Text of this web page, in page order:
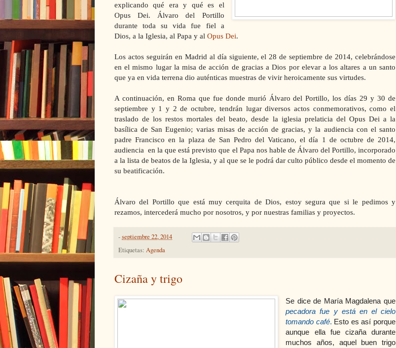
explicando qué era y qué es el
Opus Dei. Álvaro del Portillo
durante toda su vida fue fiel a
Dios, a la Iglesia, al Papa y al Opus Dei.
Los actos seguirán en Madrid al día siguiente, el 28 de septiembre de 2014, celebrándose
en el mismo lugar la misa de acción de gracias a Dios por elevar a los altares a un santo
que ya en vida terrena dio auténticas muestras de vivir heroicamente sus virtudes.
A continuación, en Roma que fue donde murió Álvaro del Portillo, los días 29 y 30 de
septiembre y 1 y 2 de octubre, tendrán lugar diversos actos conmemorativos, como el
traslado de los restos mortales del beato, desde la iglesia prelaticia del Opus Dei a la
basílica de San Eugenio; varias misas de acción de gracias, y la audiencia con el santo
padre Francisco en la plaza de San Pedro del Vaticano, el día 1 de octubre de 2014,
audiencia en la que está previsto que el Papa nos hable de Álvaro del Portillo, incorporado
a la lista de beatos de la Iglesia, y al que se le podrá dar culto público desde el momento de
su beatificación.
Álvaro del Portillo que está muy cerquita de Dios, estoy segura que si le pedimos y
rezamos, intercederá mucho por nosotros, y por nuestras familias y proyectos.
-septiembre 22, 2014
Etiquetas: Agenda
Cizaña y trigo
Se dice de María Magdalena que
pecadora fue y está en el cielo
tomando café. Esto es así porque
aunque ella fue cizaña durante
muchos años, aquel buen trigo